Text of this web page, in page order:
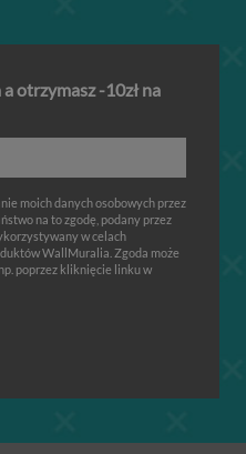
otrzymasz -10zł na
moich danych osobowych przez
na to zgodę, podany przez
w celach
WallMuralia. Zgoda może
poprzez kliknięcie linku w